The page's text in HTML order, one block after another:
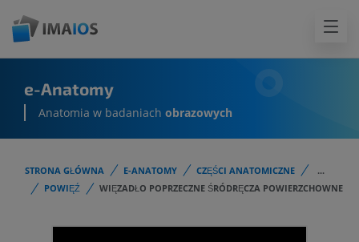
e-Anatomy
Anatomia w badaniach obrazowych
STRONA GŁÓWNA E-ANATOMY CZĘŚCI ANATOMICZNE
...
POWIĘŹ
WIĘZADŁO POPRZECZNE ŚRÓDRĘCZA POWIERZCHOWNE